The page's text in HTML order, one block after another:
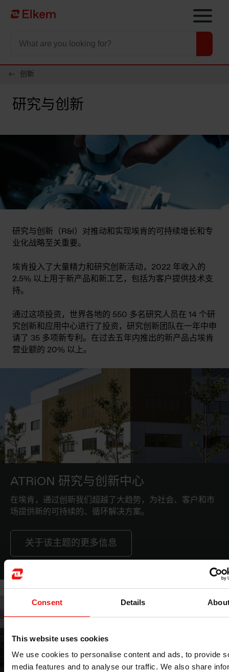
Consent Details
This website uses cookies
We use cookies to personalise content and ads, to provide
media features and to analyse our traffic. We also share
Skip to main content
To start page
创新
研究与创新
研究与创新（R&I）对推动和实现埃肯的可持续增长和专
业化战略至关重要。
埃肯投入了大量精力和研究创新活动，2022 年收入的
2.5% 以上用于新产品和新工艺，包括为客户提供技术支
持。
通过这项投资，世界各地的 550 多名研究人员在 14 个研
究创新和应用中心进行了投资，研究创新团队在一年中申
请了 35 多项新专利。在过去五年内推出的新产品占埃肯
营业额的 20% 以上。
ATRiON 研究与创新中心
在埃肯，通过创新我们超越了大趋势，为社会、客户和市
场提供新的可持续的、循环解决方案。
关于该主题的更多信息